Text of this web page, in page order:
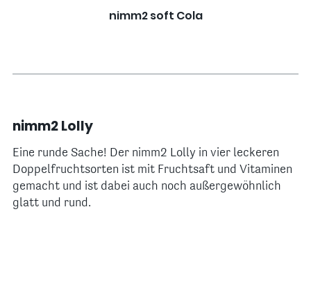
nimm2 soft Cola
nimm2 Lolly
Eine runde Sache! Der nimm2 Lolly in vier leckeren
Doppelfruchtsorten ist mit Fruchtsaft und Vitaminen
gemacht und ist dabei auch noch außergewöhnlich
glatt und rund.